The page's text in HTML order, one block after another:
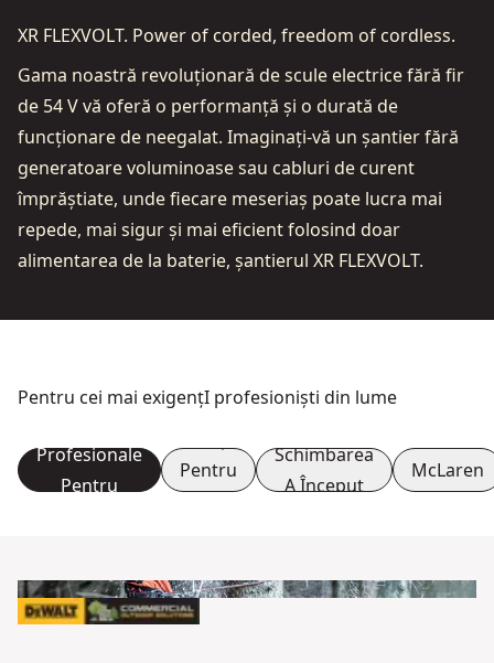
XR FLEXVOLT. Power of corded, freedom of cordless.
Gama noastră revoluționară de scule electrice fără fir
de 54 V vă oferă o performanță și o durată de
funcționare de neegalat. Imaginați-vă un șantier fără
generatoare voluminoase sau cabluri de curent
împrăștiate, unde fiecare meseriaș poate lucra mai
repede, mai sigur și mai eficient folosind doar
alimentarea de la baterie, șantierul XR FLEXVOLT.
Pentru cei mai exigențI profesioniști din lume
Profesionale
Pentru
Pentru
Schimbarea
A Început
McLaren